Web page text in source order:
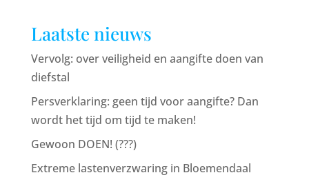
Laatste nieuws
Vervolg: over veiligheid en aangifte doen van
diefstal
Persverklaring: geen tijd voor aangifte? Dan
wordt het tijd om tijd te maken!
Gewoon DOEN! (???)
Extreme lastenverzwaring in Bloemendaal